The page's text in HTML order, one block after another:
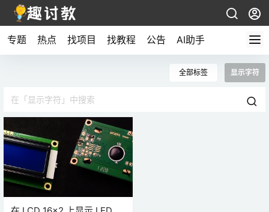
专题 热点 找项目 找教程 公告 AI助手
全部标签 显示字符